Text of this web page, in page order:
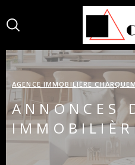
au
menu
au
contenu
AGENCE IMMOBILIÈRE
ANNONCES